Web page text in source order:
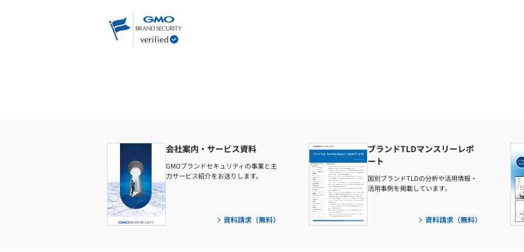
会社案内・サービス資料
GMOブランドセキュリティの事業と主
力サービス紹介をお送りします。
資料請求（無料）
ブランドTLDマンスリーレポ
ート
国別ブランドTLDの分析や活用情報・
活用事例を掲載しています。
資料請求（無料）